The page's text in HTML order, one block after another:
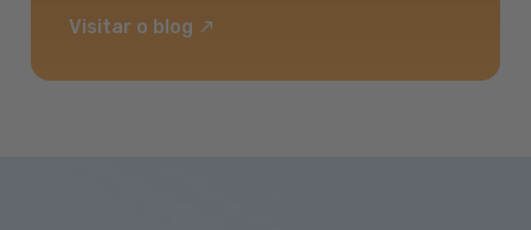
Visitar o blog